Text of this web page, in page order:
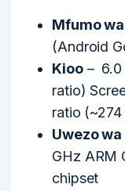
Mfumo
(Android
Kioo– 6.0
ratio)
ratio
Uwezo
GHz ARM
chipset